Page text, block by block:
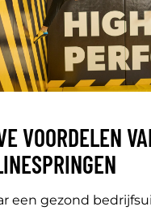
VOORDELEN
een gezond